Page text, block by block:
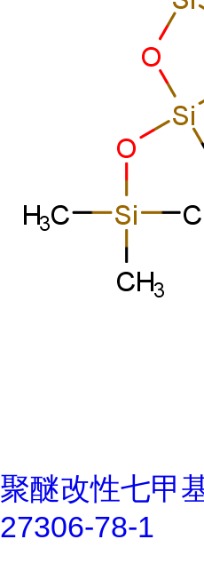
聚醚改性七甲
27306-78-1